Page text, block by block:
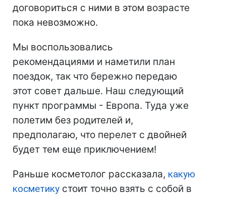
договориться с ними в этом возрасте
пока невозможно.
Мы воспользовались
рекомендациями и наметили план
поездок, так что бережно передаю
этот совет дальше. Наш следующий
пункт программы - Европа. Туда уже
полетим без родителей и,
предполагаю, что перелет с двойней
будет тем еще приключением!
Раньше косметолог рассказала, какую
косметику стоит точно взять с собой в